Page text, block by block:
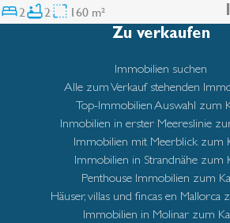
Son Armadams
2 2 160 m²
Zu verkaufen
Immobilien suchen
Alle zum Verkauf stehenden
Top-Immobilien Auswahl zum
Inmobilien in erster Meereslinie
Immobilien mit Meerblick zum
Immobilien in Strandnähe zum
Penthouse Immobilien zum
Häuser, villas und fincas en Mallorca
Immobilien in Molinar zum